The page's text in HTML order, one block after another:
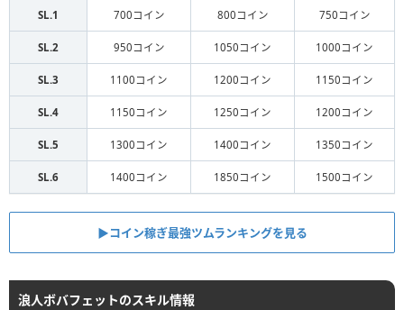
SL.1 700コイン 800コイン 750コイン
SL.2 950コイン 1050コイン 1000コイン
SL.3 1100コイン 1200コイン 1150コイン
SL.4 1150コイン 1250コイン 1200コイン
SL.5 1300コイン 1400コイン 1350コイン
SL.6 1400コイン 1850コイン 1500コイン
▶コイン稼ぎ最強ツムランキングを見る
浪人ボバフェットのスキル情報